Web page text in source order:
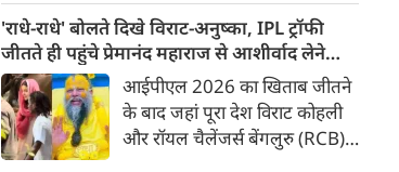
चिंताएं बढ़ा दी हैं।
खबर सामने आ गई। RCB के
विस्फोटक बल्लेबाज टिम डेविड
(Tim David) को IPL Code of
Conduct का उल्लंघन करना भारी
पड़ गया है। फाइनल मुकाबले के
दौरान की गई एक हरकत की वजह से
'राधे-राधे' बोलते दिखे विराट-अनुष्का, IPL ट्रॉफी
जीतते ही पहुंचे प्रेमानंद महाराज से आशीर्वाद लेने
[VIDEO]
आईपीएल 2026 का खिताब जीतने
के बाद जहां पूरा देश विराट कोहली
और रॉयल चैलेंजर्स बेंगलुरु (RCB)